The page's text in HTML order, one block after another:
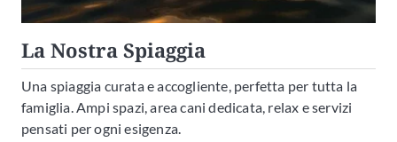
La Nostra Spiaggia
Una spiaggia curata e accogliente, perfetta per tutta la
famiglia. Ampi spazi, area cani dedicata, relax e servizi
pensati per ogni esigenza.